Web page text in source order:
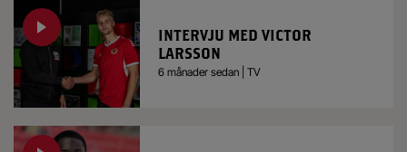
INTERVJU MED VICTOR
LARSSON
6 månader sedan | TV